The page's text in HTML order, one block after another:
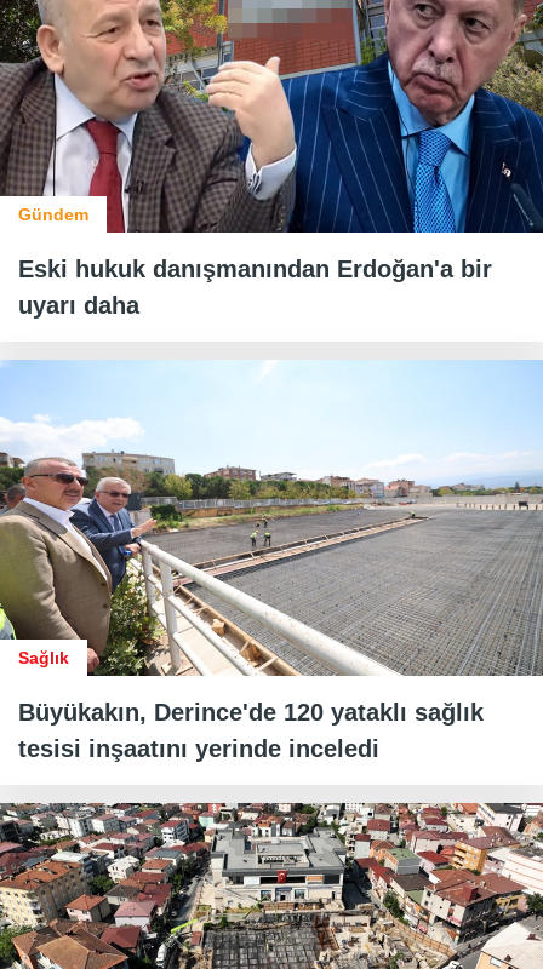
Gündem
Eski hukuk danışmanından Erdoğan'a bir
uyarı daha
Sağlık
Büyükakın, Derince'de 120 yataklı sağlık
tesisi inşaatını yerinde inceledi